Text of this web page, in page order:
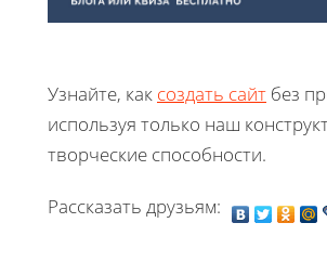
Узнайте, как создать сайт без
используя только наш
творческие способности.
Рассказать друзьям: